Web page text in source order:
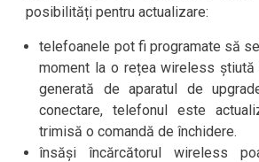
posibilități pentru actualizare:
telefoanele pot fi programate să
moment la o rețea wireless
generată de aparatul de
conectare, telefonul este
trimisă o comandă de închidere.
însăși încărcătorul wireless